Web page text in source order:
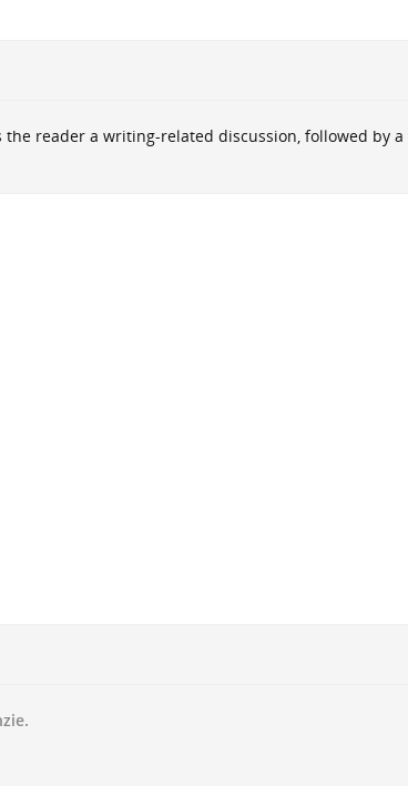
reader a writing-related discussion, followed by